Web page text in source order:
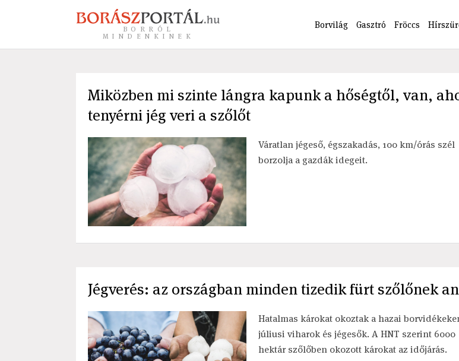
BORRÓL
MINDENKINEK
Borvilág Gasztró Fröccs
Miközben mi szinte lángra kapunk a hőségtől, van,
tenyérni jég veri a szőlőt
Váratlan jégeső, égszakadás, 100 km/órás szél
borzolja a gazdák idegeit.
Jégverés: az országban minden tizedik fürt szőlőnek
Hatalmas károkat okoztak a hazai
júliusi viharok és jégesők. A HNT szerint 6000
hektár szőlőben okozott károkat az időjárás.